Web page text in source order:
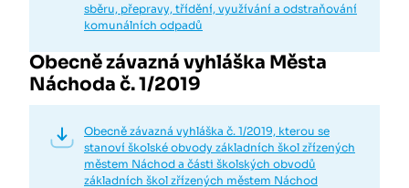
sběru, přepravy, třídění, využívání a odstraňování
komunálních odpadů
Obecně závazná vyhláška Města
Náchoda č. 1/2019
Obecně závazná vyhláška č. 1/2019, kterou se
stanoví školské obvody základních škol zřízených
městem Náchod a části školských obvodů
základních škol zřízených městem Náchod